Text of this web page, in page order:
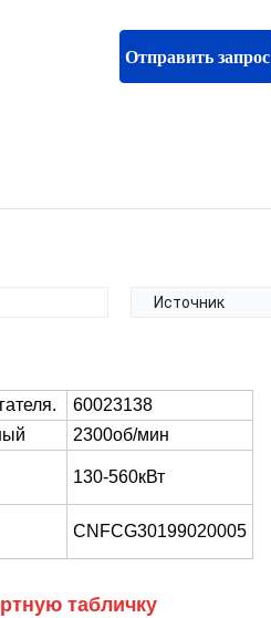
Отправить запрос